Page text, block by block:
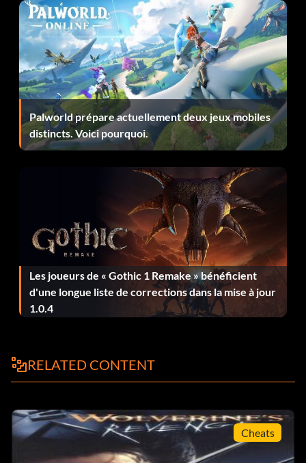
Palworld prépare actuellement deux jeux mobiles
distincts. Voici pourquoi.
Les joueurs de « Gothic 1 Remake » bénéficient
d'une longue liste de corrections dans la mise à jour
1.0.4
RELATED CONTENT
Cheats